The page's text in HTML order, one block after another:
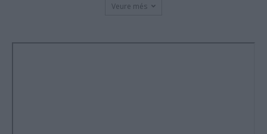
Veure més